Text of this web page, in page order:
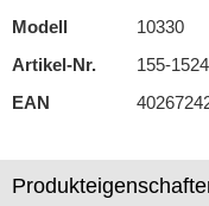
Mini-Fakra (4 polig)
Nissan
SMB
Modell
10330
Artikel-Nr.
155-
EAN